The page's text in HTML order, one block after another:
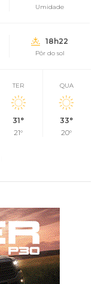
Umidade
18h22
Pôr do sol
TER
31°
21°
QUA
33°
20°